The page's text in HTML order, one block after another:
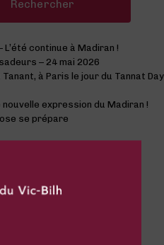
L’été continue à Madiran !
– 24 mai 2026
à Paris le jour du Tannat Day
nouvelle expression du Madiran !
se prépare